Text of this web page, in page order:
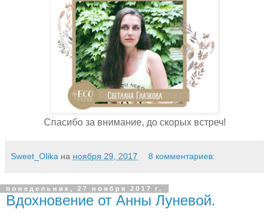
Спасибо за внимание, до скорых встреч!
Sweet_Olika на ноября 29, 2017 8 комментариев:
понедельник, 27 ноября 2017 г.
Вдохновение от Анны Луневой.